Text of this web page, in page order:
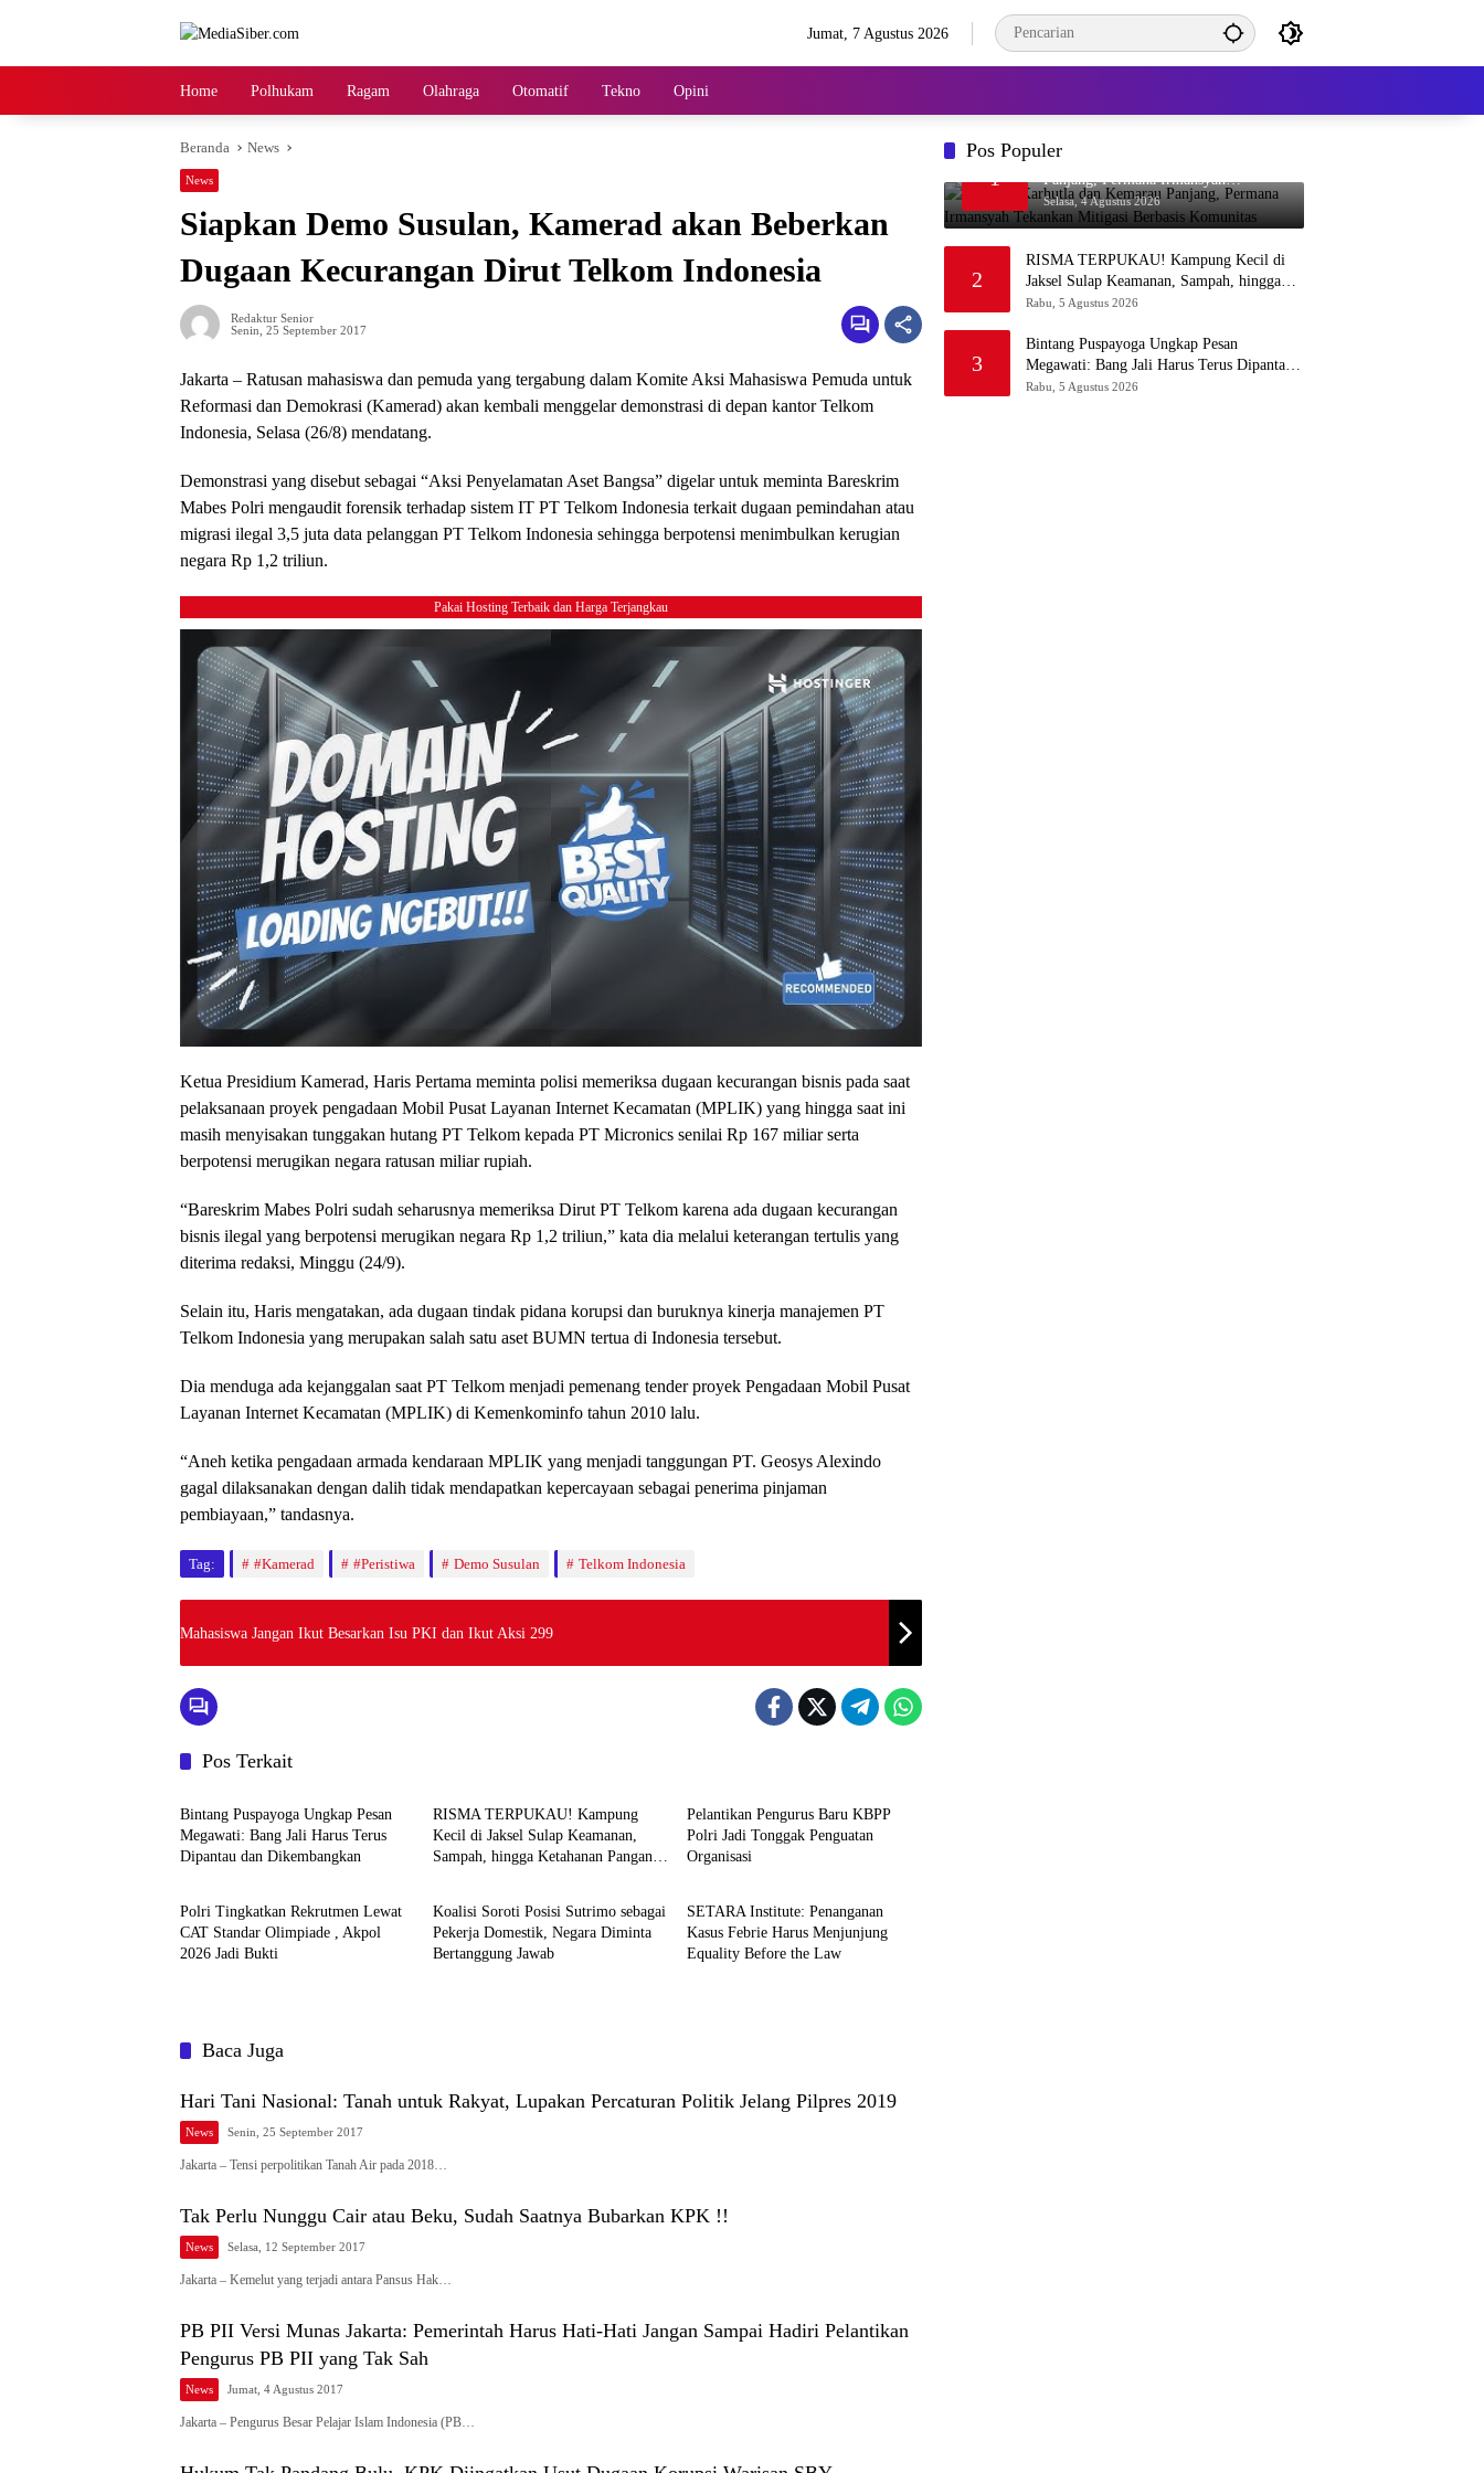
Jumat, 7 Agustus 2026
Home Polhukam Ragam Olahraga Otomatif Tekno Opini
Beranda News
News
Siapkan Demo Susulan, Kamerad akan Beberkan
Dugaan Kecurangan Dirut Telkom Indonesia
Redaktur Senior
Senin, 25 September 2017
Jakarta – Ratusan mahasiswa dan pemuda yang tergabung dalam Komite Aksi Mahasiswa Pemuda untuk
Reformasi dan Demokrasi (Kamerad) akan kembali menggelar demonstrasi di depan kantor Telkom
Indonesia, Selasa (26/8) mendatang.
Demonstrasi yang disebut sebagai “Aksi Penyelamatan Aset Bangsa” digelar untuk meminta Bareskrim
Mabes Polri mengaudit forensik terhadap sistem IT PT Telkom Indonesia terkait dugaan pemindahan atau
migrasi ilegal 3,5 juta data pelanggan PT Telkom Indonesia sehingga berpotensi menimbulkan kerugian
negara Rp 1,2 triliun.
Pakai Hosting Terbaik dan Harga Terjangkau
Ketua Presidium Kamerad, Haris Pertama meminta polisi memeriksa dugaan kecurangan bisnis pada saat
pelaksanaan proyek pengadaan Mobil Pusat Layanan Internet Kecamatan (MPLIK) yang hingga saat ini
masih menyisakan tunggakan hutang PT Telkom kepada PT Micronics senilai Rp 167 miliar serta
berpotensi merugikan negara ratusan miliar rupiah.
“Bareskrim Mabes Polri sudah seharusnya memeriksa Dirut PT Telkom karena ada dugaan kecurangan
bisnis ilegal yang berpotensi merugikan negara Rp 1,2 triliun,” kata dia melalui keterangan tertulis yang
diterima redaksi, Minggu (24/9).
Selain itu, Haris mengatakan, ada dugaan tindak pidana korupsi dan buruknya kinerja manajemen PT
Telkom Indonesia yang merupakan salah satu aset BUMN tertua di Indonesia tersebut.
Dia menduga ada kejanggalan saat PT Telkom menjadi pemenang tender proyek Pengadaan Mobil Pusat
Layanan Internet Kecamatan (MPLIK) di Kemenkominfo tahun 2010 lalu.
“Aneh ketika pengadaan armada kendaraan MPLIK yang menjadi tanggungan PT. Geosys Alexindo
gagal dilaksanakan dengan dalih tidak mendapatkan kepercayaan sebagai penerima pinjaman
pembiayaan,” tandasnya.
Tag: #Kamerad #Peristiwa Demo Susulan Telkom Indonesia
Mahasiswa Jangan Ikut Besarkan Isu PKI dan Ikut Aksi 299
Pos Terkait
News
Bintang Puspayoga Ungkap Pesan
Megawati: Bang Jali Harus Terus
Dipantau dan Dikembangkan
RISMA TERPUKAU! Kampung
Kecil di Jaksel Sulap Keamanan,
Sampah, hingga Ketahanan Pangan
Pelantikan Pengurus Baru KBPP
Polri Jadi Tonggak Penguatan
Organisasi
News
Polri Tingkatkan Rekrutmen Lewat
CAT Standar Olimpiade , Akpol
2026 Jadi Bukti
News
Koalisi Soroti Posisi Sutrimo sebagai
Pekerja Domestik, Negara Diminta
Bertanggung Jawab
News
SETARA Institute: Penanganan
Kasus Febrie Harus Menjunjung
Equality Before the Law
Baca Juga
Hari Tani Nasional: Tanah untuk Rakyat, Lupakan Percaturan Politik Jelang Pilpres 2019
News Senin, 25 September 2017
Jakarta – Tensi perpolitikan Tanah Air pada 2018…
Tak Perlu Nunggu Cair atau Beku, Sudah Saatnya Bubarkan KPK !!
News Selasa, 12 September 2017
Jakarta – Kemelut yang terjadi antara Pansus Hak…
PB PII Versi Munas Jakarta: Pemerintah Harus Hati-Hati Jangan Sampai Hadiri Pelantikan
Pengurus PB PII yang Tak Sah
News Jumat, 4 Agustus 2017
Jakarta – Pengurus Besar Pelajar Islam Indonesia (PB…
Pos Populer
1
Waspada Karhutla dan Kemarau
Panjang, Permana Irmansyah
Tekankan Mitigasi Berbasis Komunitas
Selasa, 4 Agustus 2026
2
RISMA TERPUKAU! Kampung Kecil di
Jaksel Sulap Keamanan, Sampah, hingga
Ketahanan Pangan Jadi Satu Sistem
Rabu, 5 Agustus 2026
3
Bintang Puspayoga Ungkap Pesan
Megawati: Bang Jali Harus Terus Dipantau
dan Dikembangkan
Rabu, 5 Agustus 2026